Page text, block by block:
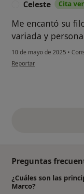
Celeste Cita
Me encantó su
variada y
10 de mayo de 2025 •
en opinión del usuario
Reportar
Preguntas
¿Cuáles son las
Marco?